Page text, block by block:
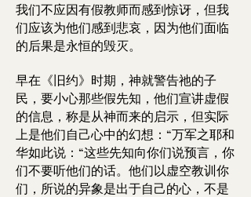
我们不应因有假教师而感到惊讶，但我
们应该为他们感到悲哀，因为他们面临
的后果是永恒的毁灭。
早在《旧约》时期，神就警告祂的子
民，要小心那些假先知，他们宣讲虚假
的信息，称是从神而来的启示，但实际
上是他们自己心中的幻想：“万军之耶和
华如此说：“这些先知向你们说预言，你
们不要听他们的话。他们以虚空教训你
们，所说的异象是出于自己的心，不是